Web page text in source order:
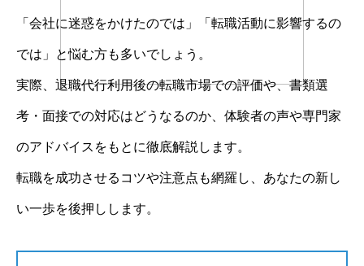
「会社に迷惑をかけたのでは」「転職活動に影響するの
では」と悩む方も多いでしょう。
実際、退職代行利用後の転職市場での評価や、書類選
考・面接での対応はどうなるのか、体験者の声や専門家
のアドバイスをもとに徹底解説します。
転職を成功させるコツや注意点も網羅し、あなたの新し
い一歩を後押しします。